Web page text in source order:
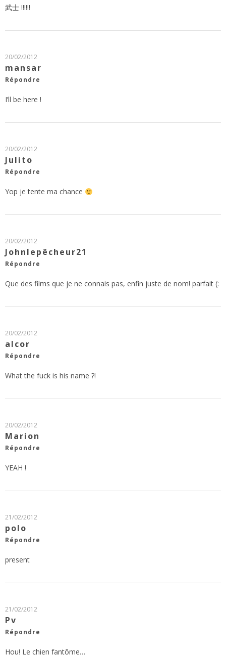
武士 !!!!!!
20/02/2012
mansar
Répondre
I’ll be here !
20/02/2012
Julito
Répondre
Yop je tente ma chance
20/02/2012
Johnlepêcheur21
Répondre
Que des films que je ne connais pas, enfin juste de nom! parfait (:
20/02/2012
alcor
Répondre
What the fuck is his name ?!
20/02/2012
Marion
Répondre
YEAH !
21/02/2012
polo
Répondre
present
21/02/2012
Pv
Répondre
Hou! Le chien fantôme…